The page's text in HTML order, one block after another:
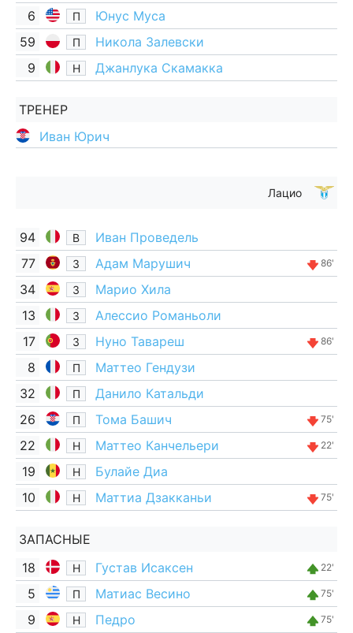
6
П
Юнус Муса
59
П
Никола Залевски
9
Н Джанлука Скамакка
ТРЕНЕР
Иван Юрич
Лацио
94 В
Иван Проведель
77
З Адам Марушич 86'
34 З
Марио Хила
13
З
Алессио Романьоли
17
З Нуно Тавареш 86'
8 П
Маттео Гендузи
32
П
Данило Катальди
26
П Тома Башич 75'
22 Н Маттео Канчельери 22'
19 Н
Булайе Диа
10
Н Маттиа Дзакканьи 75'
ЗАПАСНЫЕ
18
Н Густав Исаксен 22'
5 П Матиас Весино 75'
9 Н Педро 75'